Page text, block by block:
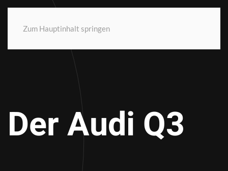
Zum Hauptinhalt springen
Der Audi Q3